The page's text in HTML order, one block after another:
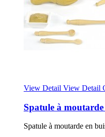
View Detail View Detail
Spatule à
Spatule à moutarde en